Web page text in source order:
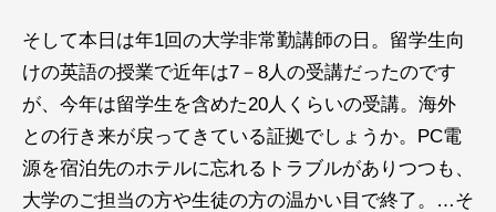
そして本日は年1回の大学非常勤講師の日。留学生向
けの英語の授業で近年は7－8人の受講だったのです
が、今年は留学生を含めた20人くらいの受講。海外
との行き来が戻ってきている証拠でしょうか。PC電
源を宿泊先のホテルに忘れるトラブルがありつつも、
大学のご担当の方や生徒の方の温かい目で終了。…そ